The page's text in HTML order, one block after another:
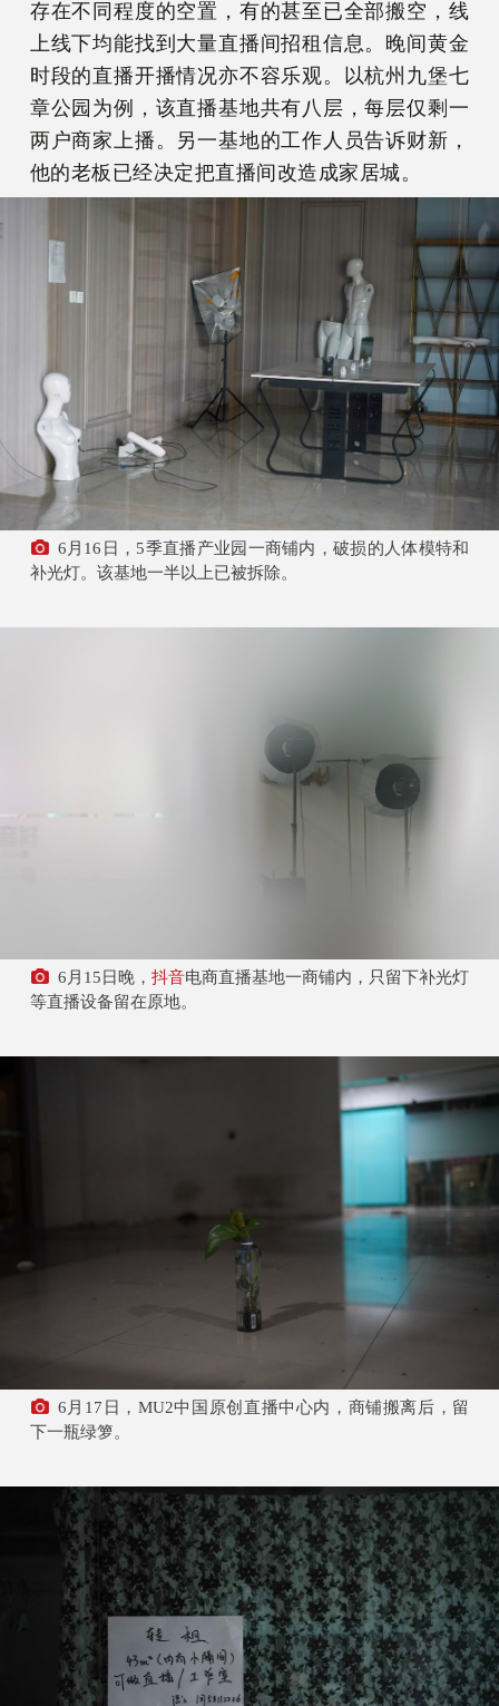
存在不同程度的空置，有的甚至已全部搬空，线
上线下均能找到大量直播间招租信息。晚间黄金
时段的直播开播情况亦不容乐观。以杭州九堡七
章公园为例，该直播基地共有八层，每层仅剩一
两户商家上播。另一基地的工作人员告诉财新，
他的老板已经决定把直播间改造成家居城。
6月16日，5季直播产业园一商铺内，破损的人体模特和
补光灯。该基地一半以上已被拆除。
6月15日晚， 抖音电商直播基地一商铺内，只留下补光灯
等直播设备留在原地。
6月17日，MU2中国原创直播中心内，商铺搬离后，留
下一瓶绿箩。